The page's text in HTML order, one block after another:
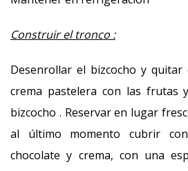
Construir el tronco :
Desenrollar el bizcocho y quitar
crema pastelera con las frutas
bizcocho . Reservar en lugar
al último momento cubrir
chocolate y crema, con una